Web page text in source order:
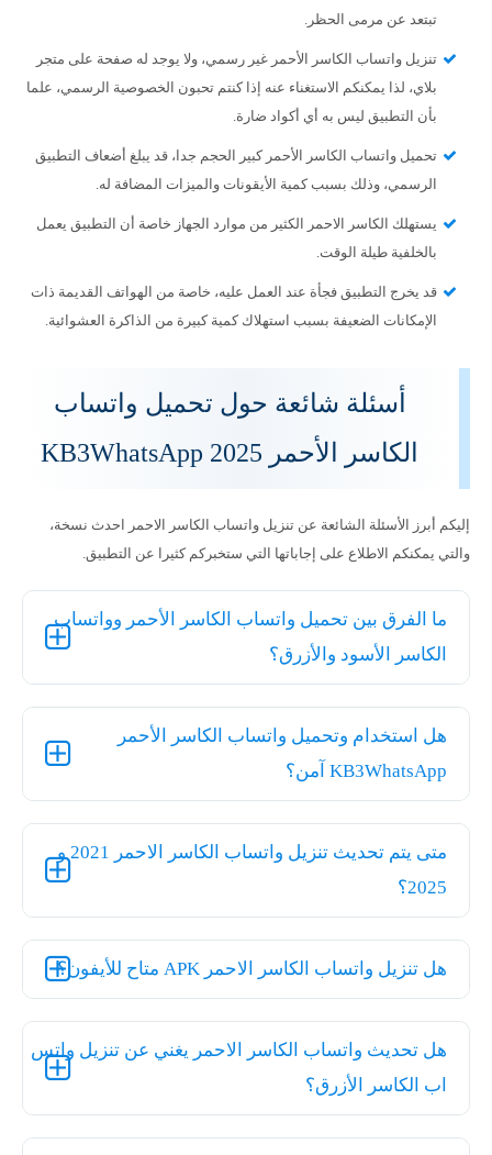
تبتعد عن مرمى الحظر.
تنزيل واتساب الكاسر الأحمر غير رسمي، ولا يوجد له صفحة على متجر
بلاي، لذا يمكنكم الاستغناء عنه إذا كنتم تحبون الخصوصية الرسمي، علما
بأن التطبيق ليس به أي أكواد ضارة.
تحميل واتساب الكاسر الأحمر كبير الحجم جدا، قد يبلغ أضعاف التطبيق
الرسمي، وذلك بسبب كمية الأيقونات والميزات المضافة له.
يستهلك الكاسر الاحمر الكثير من موارد الجهاز خاصة أن التطبيق يعمل
بالخلفية طيلة الوقت.
قد يخرج التطبيق فجأة عند العمل عليه، خاصة من الهواتف القديمة ذات
الإمكانات الضعيفة بسبب استهلاك كمية كبيرة من الذاكرة العشوائية.
أسئلة شائعة حول تحميل واتساب
الكاسر الأحمر KB3WhatsApp 2025
إليكم أبرز الأسئلة الشائعة عن تنزيل واتساب الكاسر الاحمر احدث نسخة،
والتي يمكنكم الاطلاع على إجاباتها التي ستخبركم كثيرا عن التطبيق.
ما الفرق بين تحميل واتساب الكاسر الأحمر وواتساب
الكاسر الأسود والأزرق؟
هل استخدام وتحميل واتساب الكاسر الأحمر
KB3WhatsApp آمن؟
متى يتم تحديث تنزيل واتساب الكاسر الاحمر 2021 و
2025؟
هل تنزيل واتساب الكاسر الاحمر APK متاح للأيفون؟
هل تحديث واتساب الكاسر الاحمر يغني عن تنزيل واتس
اب الكاسر الأزرق؟